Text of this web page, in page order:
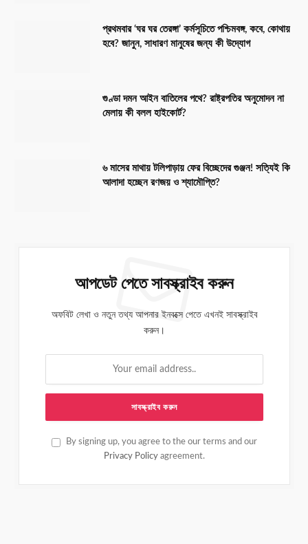
প্রথমবার ‘ঘর ঘর তেরঙ্গা’ কর্মসূচিতে পশ্চিমবঙ্গ, কবে, কোথায়
হবে? জানুন, সাধারণ মানুষের জন্য কী উদ্যোগ
গুণ্ডা দমন আইন বাতিলের পথে? রাষ্ট্রপতির অনুমোদন না
মেলায় কী বলল হাইকোর্ট?
৬ মাসের মাথায় টলিপাড়ায় ফের বিচ্ছেদের গুঞ্জন! সত্যিই কি
আলাদা হচ্ছেন রণজয় ও শ্যামৌপ্তি?
আপডেট পেতে সাবস্ক্রাইব করুন
অফবিট লেখা ও নতুন তথ্য আপনার ইনবক্সে পেতে এখনই সাবস্ক্রাইব
করুন।
By signing up, you agree to the our terms and our
Privacy Policy agreement.